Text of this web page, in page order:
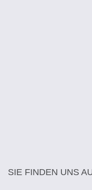
SIE FINDEN UNS